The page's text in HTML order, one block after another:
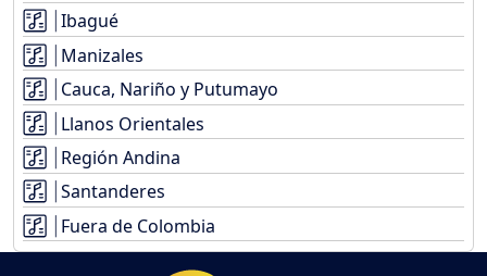
Ibagué
Manizales
Cauca, Nariño y Putumayo
Llanos Orientales
Región Andina
Santanderes
Fuera de Colombia